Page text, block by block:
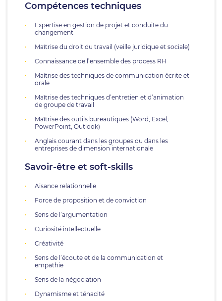
Compétences techniques
Expertise en gestion de projet et conduite du
changement
Maîtrise du droit du travail (veille juridique et sociale)
Connaissance de l’ensemble des process RH
Maîtrise des techniques de communication écrite et
orale
Maîtrise des techniques d’entretien et d’animation
de groupe de travail
Maîtrise des outils bureautiques (Word, Excel,
PowerPoint, Outlook)
Anglais courant dans les groupes ou dans les
entreprises de dimension internationale
Savoir-être et soft-skills
Aisance relationnelle
Force de proposition et de conviction
Sens de l’argumentation
Curiosité intellectuelle
Créativité
Sens de l’écoute et de la communication et
empathie
Sens de la négociation
Dynamisme et ténacité